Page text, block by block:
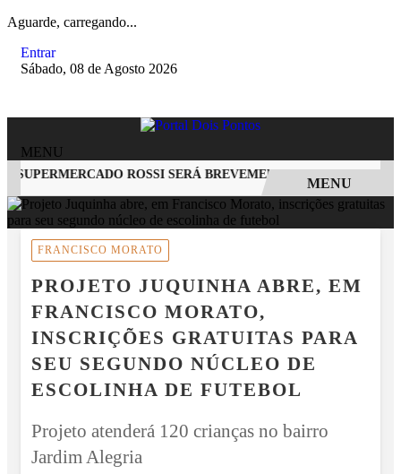
Aguarde, carregando...
Entrar
Sábado, 08 de Agosto 2026
MENU
ROSSI SERÁ BREVEMENTE INAUGURADA EM
EM ALTA
MENU
FRANCISCO MORATO
PROJETO JUQUINHA ABRE, EM
FRANCISCO MORATO,
INSCRIÇÕES GRATUITAS PARA
SEU SEGUNDO NÚCLEO DE
ESCOLINHA DE FUTEBOL
Projeto atenderá 120 crianças no bairro
Jardim Alegria